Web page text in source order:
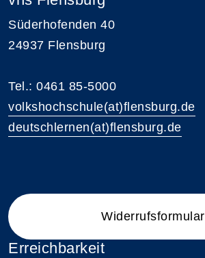
Süderhofenden 40
24937 Flensburg
Tel.: 0461 85-5000
volkshochschule(at)flensburg.de
deutschlernen(at)flensburg.de
Widerrufsformular
Erreichbarkeit